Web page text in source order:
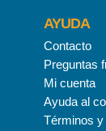
AYUDA
Contacto
Preguntas
Mi cuenta
Ayuda al
Términos